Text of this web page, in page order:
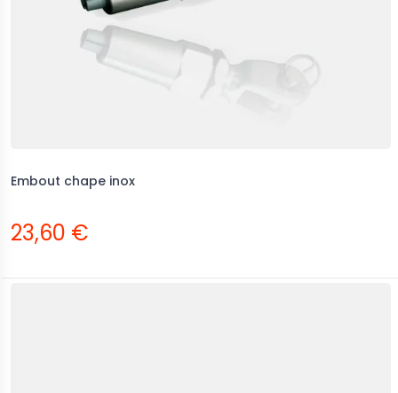
Embout chape inox
23,60 €